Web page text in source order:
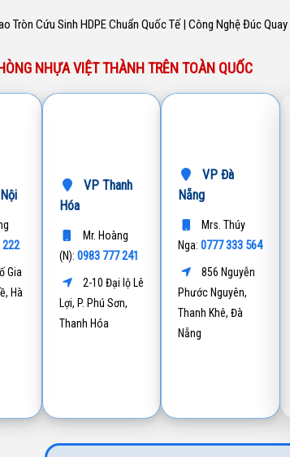
Tròn Cứu Sinh HDPE Chuẩn Quốc Tế | Công Nghệ Đúc
NHỰA VIỆT THÀNH TRÊN TOÀN QUỐC
222
Gia
Hà
VP Thanh
Hóa
Mr. Hoàng
(N): 0983 777 241
2-10 Đại lộ Lê
Lợi, P. Phú Sơn,
Thanh Hóa
VP Đà
Nẵng
Mrs. Thúy
Nga:0777 333 564
856 Nguyễn
Phước Nguyên,
Thanh Khê, Đà
Nẵng